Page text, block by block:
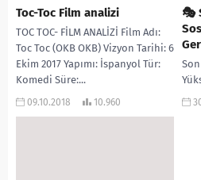
Toc-Toc Film analizi
TOC TOC- FİLM ANALİZİ Film Adı:
Toc Toc (OKB OKB) Vizyon Tarihi: 6
Ekim 2017 Yapımı: İspanyol Tür:
Komedi Süre:...
09.10.2018 10.960
🎭